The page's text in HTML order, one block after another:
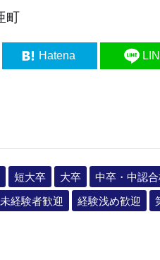
町
Hatena
短大卒 大卒 中卒・中認合
経験者歓迎 経験浅め歓迎